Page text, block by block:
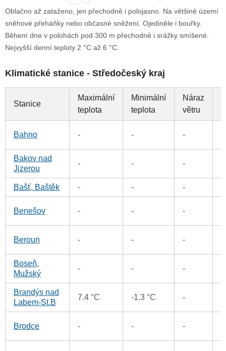
Oblačno až zataženo, jen přechodně i polojasno. Na většině území
sněhové přeháňky nebo občasné sněžení. Ojediněle i bouřky.
Během dne v polohách pod 300 m přechodně i srážky smíšené.
Nejvyšší denní teploty 2 °C až 6 °C.
Klimatické stanice - Středočeský kraj
Stanice
Maximální
teplota
Minimální
teplota
Náraz
větru
Bahno - - -
Bakov nad
Jizerou
- - -
Bašť, Baštěk - - -
Benešov - - -
Beroun - - -
Boseň,
Mužský
- - -
Brandýs nad
Labem-St.B
7.4 °C -1.3 °C -
Brodce - - -